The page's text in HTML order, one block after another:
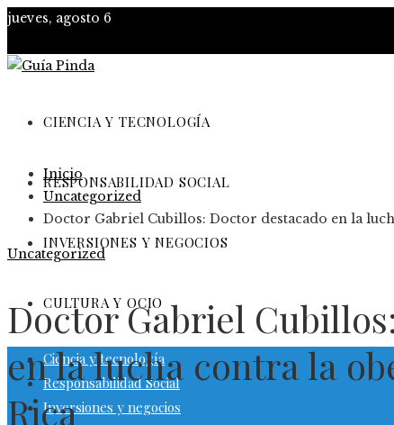
jueves, agosto 6
CIENCIA Y TECNOLOGÍA
RESPONSABILIDAD SOCIAL
INVERSIONES Y NEGOCIOS
CULTURA Y OCIO
Ciencia y tecnología
Responsabilidad Social
Inversiones y negocios
Inicio
Uncategorized
Doctor Gabriel Cubillos: Doctor destacado en la
Uncategorized
Doctor Gabriel
en la lucha contra la
Rica